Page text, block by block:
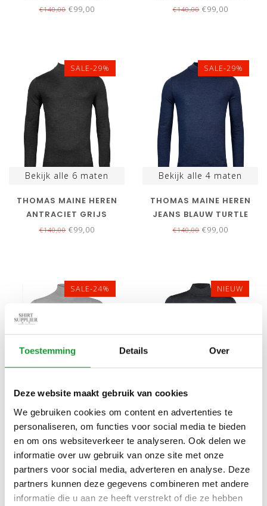
Toestemming Details Over
Deze website maakt gebruik van cookies
We gebruiken cookies om content en advertenties te
personaliseren, om functies voor social media te bieden
en om ons websiteverkeer te analyseren. Ook delen we
informatie over uw gebruik van onze site met onze
partners voor social media, adverteren en analyse. Deze
partners kunnen deze gegevens combineren met andere
informatie die u aan ze heeft verstrekt of die ze hebben
MERINO WOL
€140,00€99,00
MERINO WOL
€140,00€99,00
SALE-29%
Bekijk alle 6 maten
THOMAS MAINE HEREN
ANTRACIET GRIJS
TURTLE TRUI MERINO WOL
€140,00€99,00
SALE-29%
Bekijk alle 4 maten
THOMAS MAINE HEREN
JEANS BLAUW TURTLE
TRUI MERINO WOL
€140,00€99,00
SALE-24%
Bekijk alle 6maten
THOMAS MAINE HEREN
LICHTGRIJS TURTLE TRUI
€130,00
NIEUW
Bekijk alle
PROFUOMO HEREN
TURTLE TRUI MERINO WOL